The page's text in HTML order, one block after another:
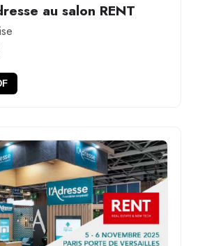
au salon RENT